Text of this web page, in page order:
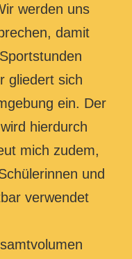
werden uns
damit
gliedert sich
ein. Der
hierdurch
mich zudem,
und
verwendet